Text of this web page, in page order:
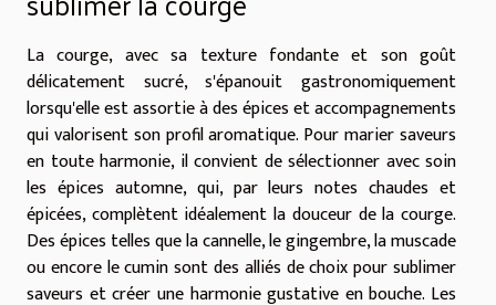
La courge, avec sa texture fondante et son goût
délicatement sucré, s'épanouit gastronomiquement
lorsqu'elle est assortie à des épices et accompagnements
qui valorisent son profil aromatique. Pour marier saveurs
en toute harmonie, il convient de sélectionner avec soin
les épices automne, qui, par leurs notes chaudes et
épicées, complètent idéalement la douceur de la courge.
Des épices telles que la cannelle, le gingembre, la muscade
ou encore le cumin sont des alliés de choix pour sublimer
saveurs et créer une harmonie gustative en bouche. Les